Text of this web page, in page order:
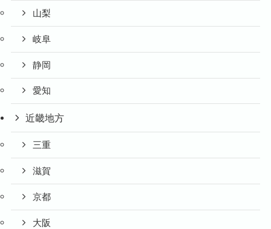
山梨
岐阜
静岡
愛知
近畿地方
三重
滋賀
京都
大阪